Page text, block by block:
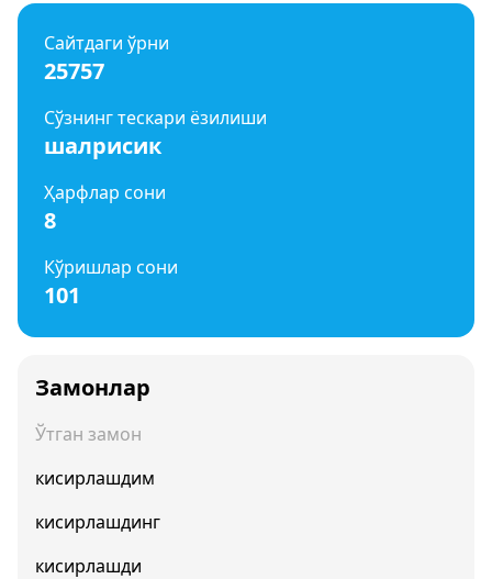
Сайтдаги ўрни
25757
Сўзнинг тескари ёзилиши
шалрисик
Ҳарфлар сони
8
Кўришлар сони
101
Замонлар
Ўтган замон
кисирлашдим
кисирлашдинг
кисирлашди